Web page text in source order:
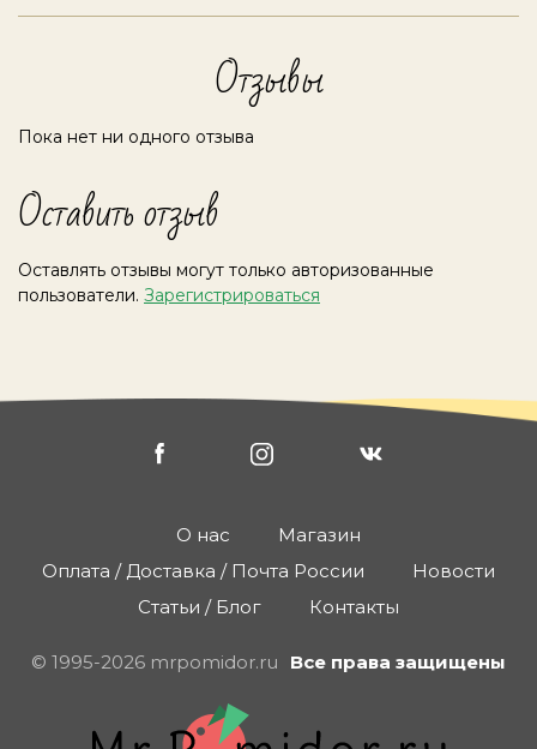
Отзывы
Пока нет ни одного отзыва
Оставить отзыв
Оставлять отзывы могут только авторизованные
пользователи. Зарегистрироваться
О нас
Магазин
Оплата / Доставка / Почта России
Новости
Статьи / Блог
Контакты
© 1995-2026 mrpomidor.ru Все права защищены